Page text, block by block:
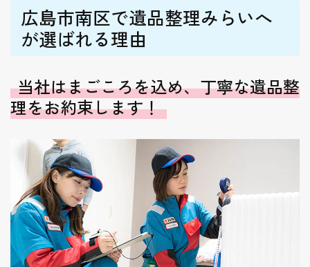
広島市南区で遺品整理みらいへ
が選ばれる理由
当社はまごころを込め、丁寧な遺品整
理をお約束します！